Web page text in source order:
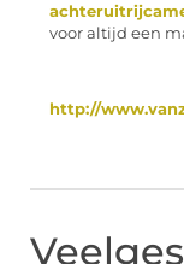
voor altijd een
http://